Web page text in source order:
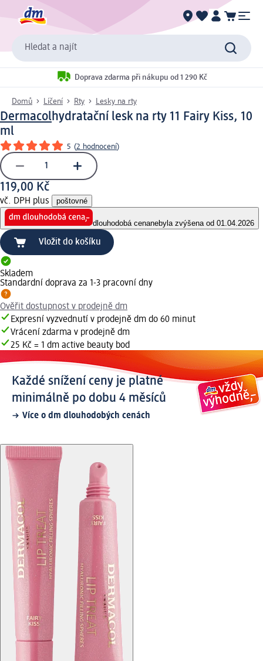
Hledat a najít
Doprava zdarma při nákupu od 1 290 Kč
Domů Líčení Rty Lesky na rty
Dermacolhydratační lesk na rty 11 Fairy Kiss, 10
ml
5 (2 hodnocení)
119,00 Kč
vč. DPH plus poštovné
dlouhodobá cenanebyla zvýšena od 01.04.2026
Vložit do košíku
Skladem
Standardní doprava za 1-3 pracovní dny
Ověřit dostupnost v prodejně dm
Expresní vyzvednutí v prodejně dm do 60 minut
Vrácení zdarma v prodejně dm
25 Kč = 1 dm active beauty bod
Každé snížení ceny je platné
minimálně po dobu 4 měsíců
Více o dm dlouhodobých cenách